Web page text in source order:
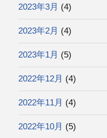
2023年3月 (4)
2023年2月 (4)
2023年1月 (5)
2022年12月 (4)
2022年11月 (4)
2022年10月 (5)